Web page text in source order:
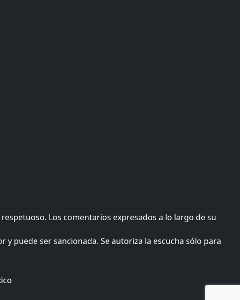
Los comentarios expresados a lo largo de su
y puede ser sancionada. Se autoriza la escucha sólo para